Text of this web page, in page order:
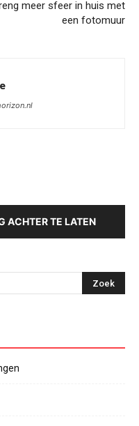
meer sfeer in huis met
een fotomuur
ACHTER TE LATEN